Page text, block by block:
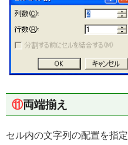
⑪両端揃え
セル内の文字列の配置を指定